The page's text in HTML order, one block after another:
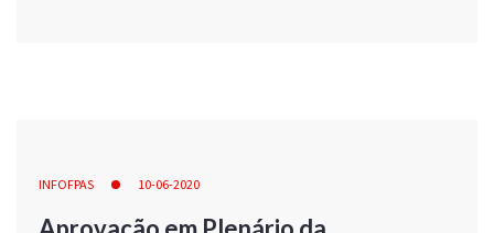
INFOFPAS 10-06-2020